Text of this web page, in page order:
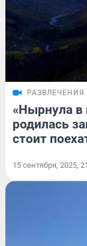
РАЗВЛЕЧЕНИЯ
«Нырнула в
родилась
стоит
15 сентября, 2025,